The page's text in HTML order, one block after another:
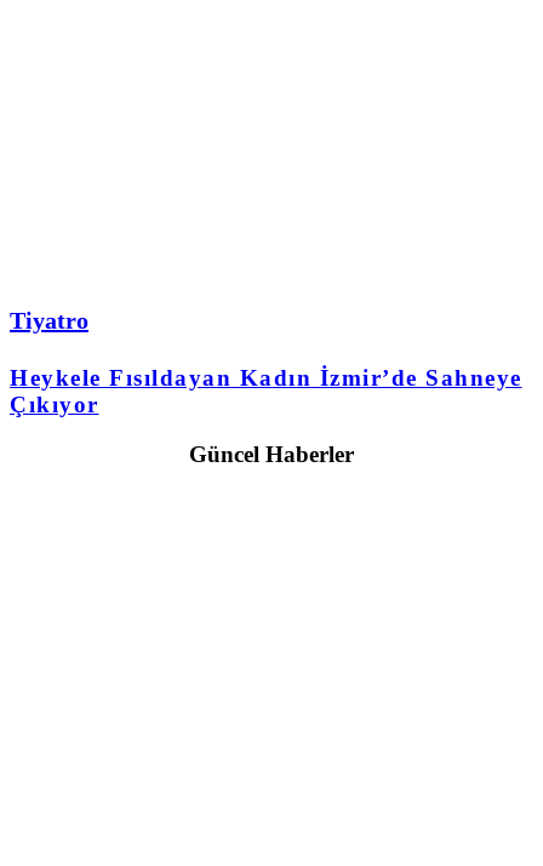
Tiyatro
Heykele Fısıldayan Kadın İzmir’de Sahneye
Çıkıyor
Güncel Haberler